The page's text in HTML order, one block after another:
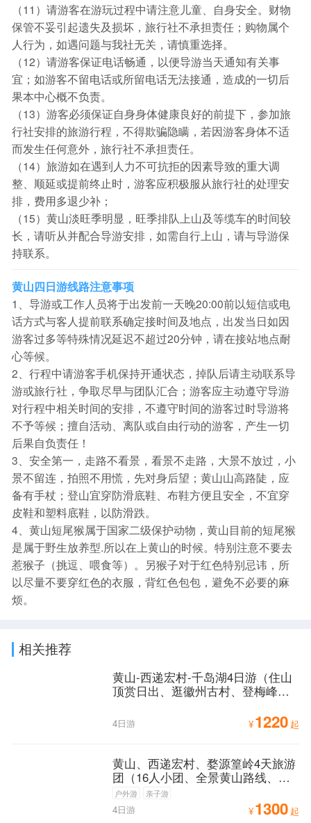
（11）请游客在游玩过程中请注意儿童、自身安全。财物
保管不妥引起遗失及损坏，旅行社不承担责任；购物属个
人行为，如遇问题与我社无关，请慎重选择。
（12）请游客保证电话畅通，以便导游当天通知有关事
宜；如游客不留电话或所留电话无法接通，造成的一切后
果本中心概不负责。
（13）游客必须保证自身身体健康良好的前提下，参加旅
行社安排的旅游行程，不得欺骗隐瞒，若因游客身体不适
而发生任何意外，旅行社不承担责任。
（14）旅游如在遇到人力不可抗拒的因素导致的重大调
整、顺延或提前终止时，游客应积极服从旅行社的处理安
排，费用多退少补；
（15）黄山淡旺季明显，旺季排队上山及等缆车的时间较
长，请听从并配合导游安排，如需自行上山，请与导游保
持联系。
黄山四日游线路注意事项
1、导游或工作人员将于出发前一天晚20:00前以短信或电
话方式与客人提前联系确定接时间及地点，出发当日如因
游客过多等特殊情况延迟不超过20分钟，请在接站地点耐
心等候。
2、行程中请游客手机保持开通状态，掉队后请主动联系导
游或旅行社，争取尽早与团队汇合；游客应主动遵守导游
对行程中相关时间的安排，不遵守时间的游客过时导游将
不予等候；擅自活动、离队或自由行动的游客，产生一切
后果自负责任！
3、安全第一，走路不看景，看景不走路，大景不放过，小
景不留连，拍照不用慌，先对身后望；黄山山高路陡，应
备有手杖；登山宜穿防滑底鞋、布鞋方便且安全，不宜穿
皮鞋和塑料底鞋，以防滑跌。
4、黄山短尾猴属于国家二级保护动物，黄山目前的短尾猴
是属于野生放养型.所以在上黄山的时候。特别注意不要去
惹猴子（挑逗、喂食等）。另猴子对于红色特别忌讳，所
以尽量不要穿红色的衣服，背红色包包，避免不必要的麻
烦。
相关推荐
黄山-西递宏村-千岛湖4日游（住山
顶赏日出、逛徽州古村、登梅峰岛
¥1220 起
4日游
黄山、西递宏村、婺源篁岭4天旅游
团（16人小团、全景黄山路线、人
气景点大串联）
户外游 亲子游
¥1300 起
4日游